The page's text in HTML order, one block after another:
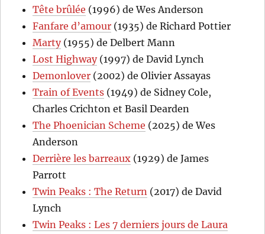
Tête brûlée (1996) de Wes Anderson
Fanfare d’amour (1935) de Richard Pottier
Marty(1955) de Delbert Mann
Lost Highway(1997) de David Lynch
Demonlover (2002) de Olivier Assayas
Train of Events (1949) de Sidney Cole,
Charles Crichton et Basil Dearden
The Phoenician Scheme (2025) de Wes
Anderson
Derrière les barreaux (1929) de James
Parrott
Twin Peaks : The Return (2017) de David
Lynch
Twin Peaks : Les 7 derniers jours de Laura